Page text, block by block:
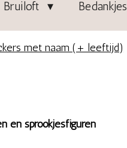
Bedankjes
met naam (+ leeftijd)
en sprookjesfiguren